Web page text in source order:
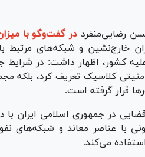
رضایی‌منفرد در گفت‌وگو با
خارج‌نشین و شبکه‌های
کشور، اظهار داشت: در شرایط
کلاسیک تعریف کرد، بلکه
قرار گرفته است.
در جمهوری اسلامی ایران
با عناصر معاند و شبکه‌های
می‌کند.